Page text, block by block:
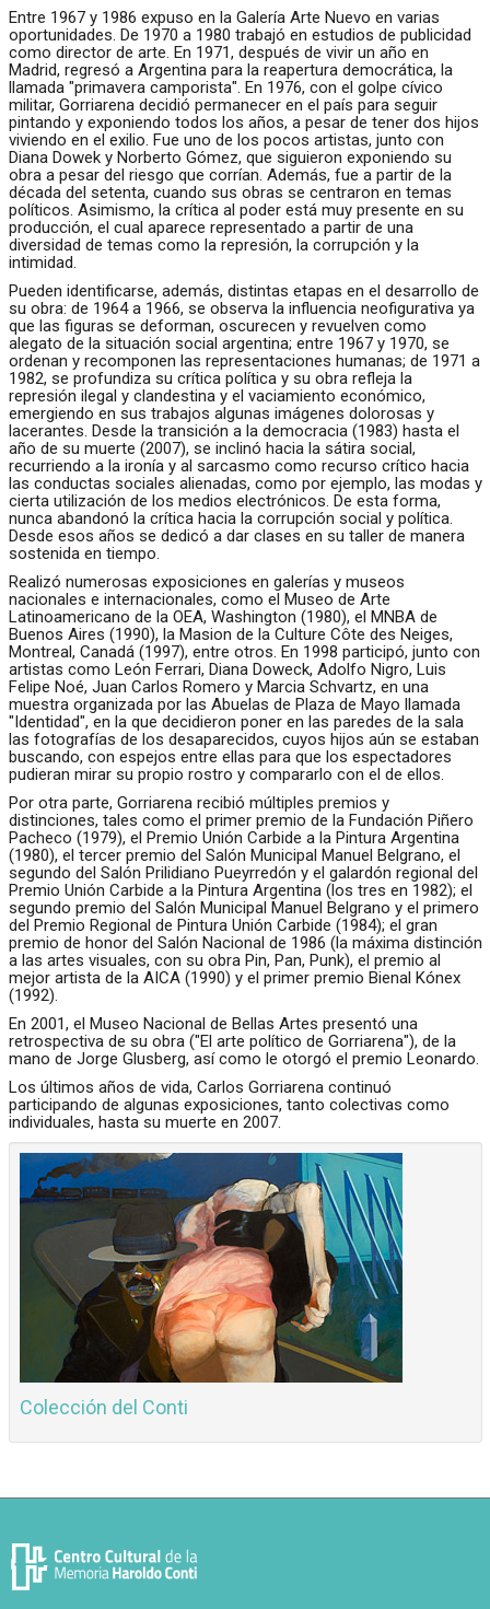
Entre 1967 y 1986 expuso en la Galería Arte Nuevo en varias
oportunidades. De 1970 a 1980 trabajó en estudios de publicidad
como director de arte. En 1971, después de vivir un año en
Madrid, regresó a Argentina para la reapertura democrática, la
llamada "primavera camporista". En 1976, con el golpe cívico
militar, Gorriarena decidió permanecer en el país para seguir
pintando y exponiendo todos los años, a pesar de tener dos hijos
viviendo en el exilio. Fue uno de los pocos artistas, junto con
Diana Dowek y Norberto Gómez, que siguieron exponiendo su
obra a pesar del riesgo que corrían. Además, fue a partir de la
década del setenta, cuando sus obras se centraron en temas
políticos. Asimismo, la crítica al poder está muy presente en su
producción, el cual aparece representado a partir de una
diversidad de temas como la represión, la corrupción y la
intimidad.
Pueden identificarse, además, distintas etapas en el desarrollo de
su obra: de 1964 a 1966, se observa la influencia neofigurativa ya
que las figuras se deforman, oscurecen y revuelven como
alegato de la situación social argentina; entre 1967 y 1970, se
ordenan y recomponen las representaciones humanas; de 1971 a
1982, se profundiza su crítica política y su obra refleja la
represión ilegal y clandestina y el vaciamiento económico,
emergiendo en sus trabajos algunas imágenes dolorosas y
lacerantes. Desde la transición a la democracia (1983) hasta el
año de su muerte (2007), se inclinó hacia la sátira social,
recurriendo a la ironía y al sarcasmo como recurso crítico hacia
las conductas sociales alienadas, como por ejemplo, las modas y
cierta utilización de los medios electrónicos. De esta forma,
nunca abandonó la crítica hacia la corrupción social y política.
Desde esos años se dedicó a dar clases en su taller de manera
sostenida en tiempo.
Realizó numerosas exposiciones en galerías y museos
nacionales e internacionales, como el Museo de Arte
Latinoamericano de la OEA, Washington (1980), el MNBA de
Buenos Aires (1990), la Masion de la Culture Côte des Neiges,
Montreal, Canadá (1997), entre otros. En 1998 participó, junto con
artistas como León Ferrari, Diana Doweck, Adolfo Nigro, Luis
Felipe Noé, Juan Carlos Romero y Marcia Schvartz, en una
muestra organizada por las Abuelas de Plaza de Mayo llamada
"Identidad", en la que decidieron poner en las paredes de la sala
las fotografías de los desaparecidos, cuyos hijos aún se estaban
buscando, con espejos entre ellas para que los espectadores
pudieran mirar su propio rostro y compararlo con el de ellos.
Por otra parte, Gorriarena recibió múltiples premios y
distinciones, tales como el primer premio de la Fundación Piñero
Pacheco (1979), el Premio Unión Carbide a la Pintura Argentina
(1980), el tercer premio del Salón Municipal Manuel Belgrano, el
segundo del Salón Prilidiano Pueyrredón y el galardón regional del
Premio Unión Carbide a la Pintura Argentina (los tres en 1982); el
segundo premio del Salón Municipal Manuel Belgrano y el primero
del Premio Regional de Pintura Unión Carbide (1984); el gran
premio de honor del Salón Nacional de 1986 (la máxima distinción
a las artes visuales, con su obra Pin, Pan, Punk), el premio al
mejor artista de la AICA (1990) y el primer premio Bienal Kónex
(1992).
En 2001, el Museo Nacional de Bellas Artes presentó una
retrospectiva de su obra ("El arte político de Gorriarena"), de la
mano de Jorge Glusberg, así como le otorgó el premio Leonardo.
Los últimos años de vida, Carlos Gorriarena continuó
participando de algunas exposiciones, tanto colectivas como
individuales, hasta su muerte en 2007.
Colección del Conti